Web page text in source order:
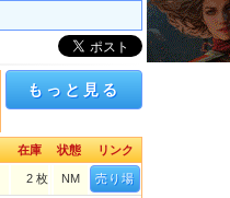
もっと見る
在庫 状態 リンク
2 枚 NM 売り場